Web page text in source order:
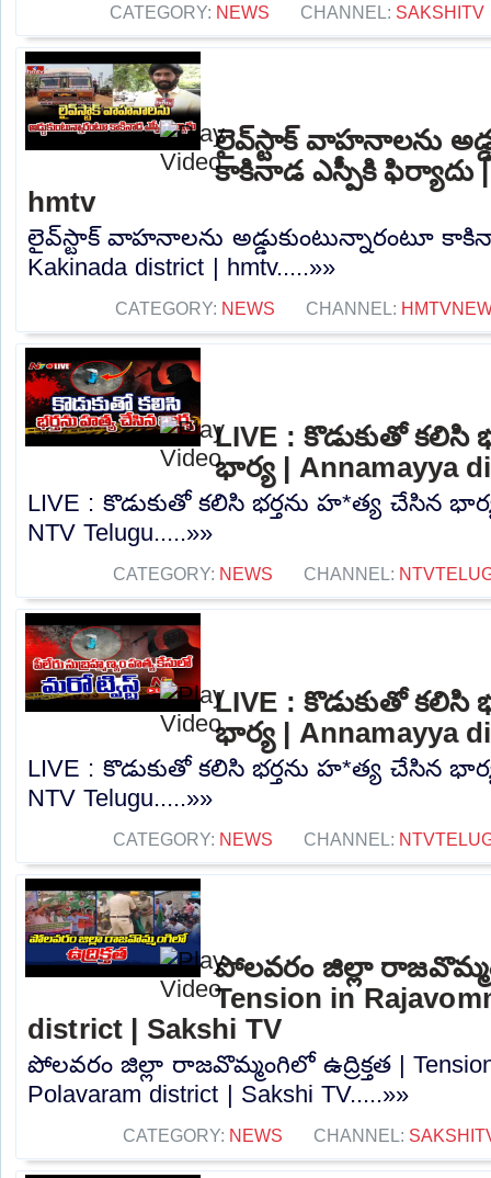
CATEGORY: NEWS CHANNEL: SAKSHITV
లైవ్‌స్టాక్ వాహనాలను
కాకినాడ ఎస్పీకి ఫిర్యాదు
hmtv
లైవ్‌స్టాక్ వాహనాలను అడ్డుకుంటున్నారంటూ
Kakinada district | hmtv.....»»
CATEGORY: NEWS CHANNEL:
LIVE : కొడుకుతో కలిసి
భార్య | Annamayya
LIVE : కొడుకుతో కలిసి భర్తను హ*త్య చేసిన
NTV Telugu.....»»
CATEGORY: NEWS CHANNEL:
LIVE : కొడుకుతో కలిసి
భార్య | Annamayya
LIVE : కొడుకుతో కలిసి భర్తను హ*త్య చేసిన
NTV Telugu.....»»
CATEGORY: NEWS CHANNEL:
పోలవరం జిల్లా
Tension in
district | Sakshi TV
పోలవరం జిల్లా రాజవొమ్మంగిలో ఉద్రిక్తత | Tension
Polavaram district | Sakshi TV.....»»
CATEGORY: NEWS CHANNEL: